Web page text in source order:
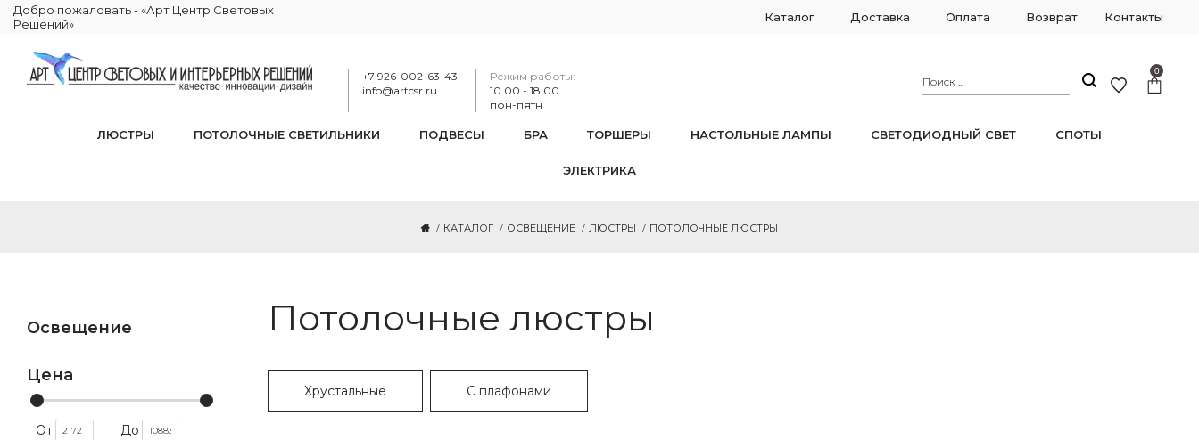
Добро пожаловать - «Арт Центр Световых
Решений»
Каталог Доставка Оплата Возврат Контакты
+7 926-002-63-43
info@artcsr.ru
Режим работы:
10.00 - 18.00
пон-пятн
0
ЛЮСТРЫ ПОТОЛОЧНЫЕ СВЕТИЛЬНИКИ ПОДВЕСЫ БРА ТОРШЕРЫ НАСТОЛЬНЫЕ ЛАМПЫ СВЕТОДИОДНЫЙ СВЕТ СПОТЫ
ЭЛЕКТРИКА
КАТАЛОГ ОСВЕЩЕНИЕ ЛЮСТРЫ ПОТОЛОЧНЫЕ ЛЮСТРЫ
Потолочные люстры
Хрустальные С плафонами
Освещение
Цена
От До